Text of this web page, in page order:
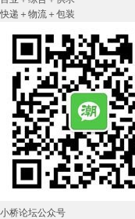
快递＋物流＋包装
小桥论坛公众号